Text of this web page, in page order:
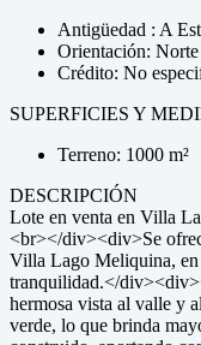
Antigüedad : A
Orientación: Norte
Crédito: No
SUPERFICIES Y
Terreno: 1000 m²
DESCRIPCIÓN
Lote en venta en Villa
<br></div><div>Se
Villa Lago Meliquina, en
tranquilidad.</
hermosa vista al valle y
verde, lo que brinda